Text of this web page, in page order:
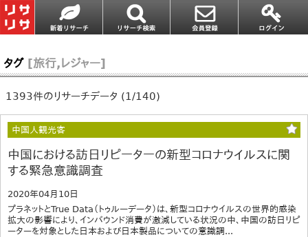
タグ [旅行,レジャー]
1393件のリサーチデータ (1/140)
中国人観光客
中国における訪日リピーターの新型コロナウイルスに関
する緊急意識調査
2020年04月10日
プラネットとTrue Data（トゥルーデータ）は、新型コロナウイルスの世界的感染
拡大の影響により、インバウンド消費が激減している状況の中、中国の訪日リピ
ーターを対象とした日本および日本製品についての意識調...